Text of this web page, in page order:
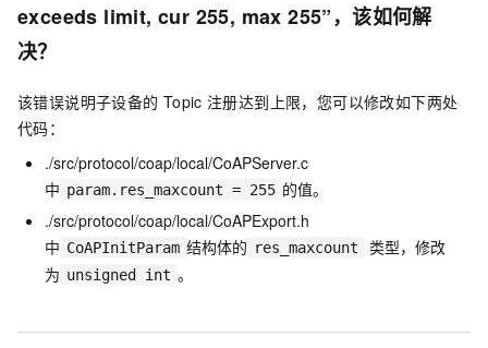
exceeds limit, cur 255, max 255”，该如何解
决？
该错误说明子设备的 Topic 注册达到上限，您可以修改如下两处
代码：
./src/protocol/coap/local/CoAPServer.c
中 param.res_maxcount = 255 的值。
./src/protocol/coap/local/CoAPExport.h
中 CoAPInitParam 结构体的 res_maxcount
类型，修改
为 unsigned int 。